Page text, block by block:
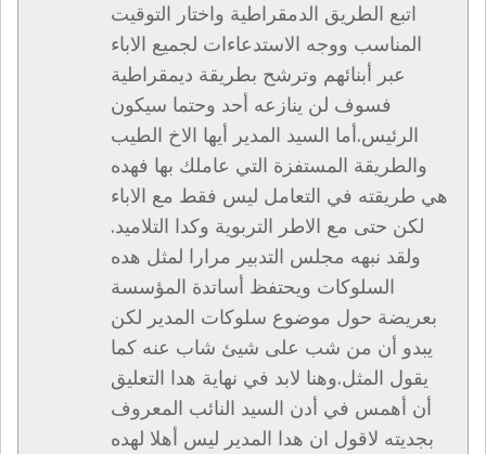
اتبع الطريق الدمقراطية واختار التوقيت
المناسب ووجه الاستدعاءات لجميع الاباء
عبر أبنائهم وترشح بطريقة ديمقراطية
فسوف لن ينازعه أحد وحتما سيكون
الرئيس.أما السيد المدير أيها الاخ الطيب
والطريقة المستفزة التي عاملك بها فهده
هي طريقته في التعامل ليس فقط مع الاباء
لكن حتى مع الاطر التربوية وكدا التلاميد.
ولقد نبهه مجلس التدبير مرارا لمثل هده
السلوكات ويحتفظ أساتدة المؤسسة
بعريضة حول موضوع سلوكات المدير لكن
يبدو أن من شب على شيئ شاب عنه كما
يقول المثل.وهنا لابد في نهاية هدا التعليق
أن أهمس في أدن السيد النائب المعروف
بجديته لاقول ان هدا المدير ليس أهلا لهده